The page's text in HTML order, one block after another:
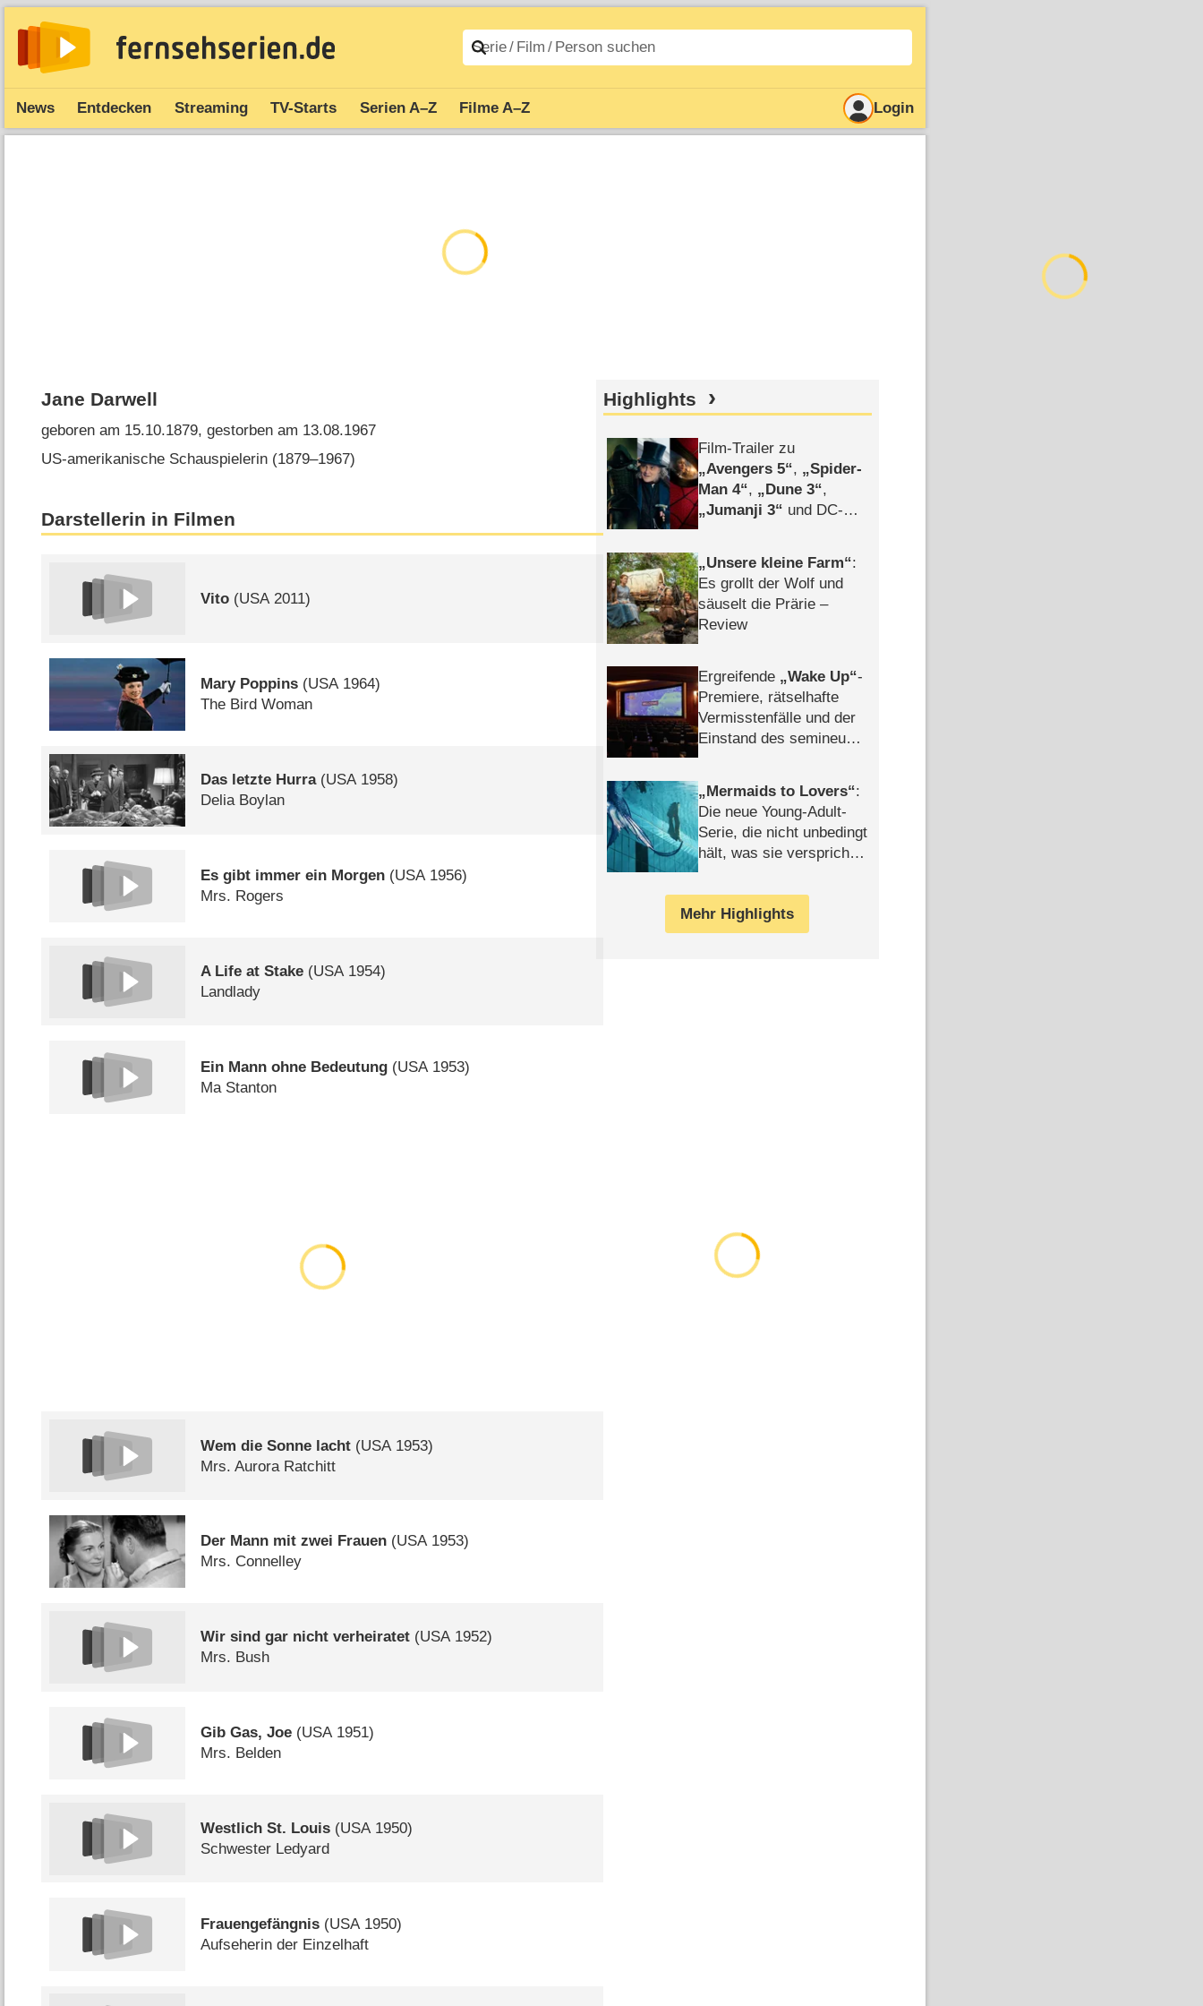
News Entdecken Streaming TV-Starts Serien A–Z Filme A–Z Login
Jane Darwell
geboren am 15.10.1879, gestorben am 13.08.1967
US-amerikanische Schauspielerin (1879⁠–⁠1967)
Darstellerin in Filmen
Vito (USA2011)
Mary Poppins (USA1964)
The Bird Woman
Das letzte Hurra(USA1958)
Delia Boylan
Es gibt immer ein Morgen (USA1956)
Mrs. Rogers
A Life at Stake (USA1954)
Landlady
Ein Mann ohne Bedeutung (USA1953)
Ma Stanton
Wem die Sonne lacht (USA 1953)
Mrs. Aurora Ratchitt
Der Mann mit zwei Frauen (USA1953)
Mrs. Connelley
Wir sind gar nicht verheiratet (USA1952)
Mrs. Bush
Gib Gas, Joe (USA1951)
Mrs. Belden
Westlich St. Louis (USA1950)
Schwester Ledyard
Frauengefängnis (USA1950)
Aufseherin der Einzelhaft
Highlights
Film-Trailer zu
Avengers 5 ,
Spider-
Man 4 , Dune 3 ,
Jumanji 3
und DC-
Unsere kleine Farm :
Es grollt der Wolf und
säuselt die Prärie –
Review
Ergreifende Wake Up -
Premiere, rätselhafte
Vermisstenfälle und der
Einstand des semineuen
Mermaids to Lovers :
Die neue Young-Adult-
Serie, die nicht unbedingt
hält, was sie verspricht –
Mehr Highlights